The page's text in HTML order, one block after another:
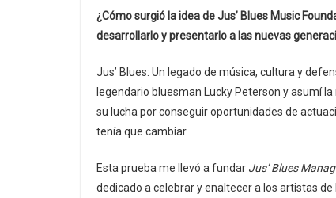
¿Cómo surgió la idea de Jus’ Blues Music
desarrollarlo y presentarlo a las nuevas
Jus’ Blues: Un legado de música, cultura y
legendario bluesman Lucky Peterson y asumí
su lucha por conseguir oportunidades de
tenía que cambiar.
Esta prueba me llevó a fundar Jus’ Blues
dedicado a celebrar y enaltecer a los artistas